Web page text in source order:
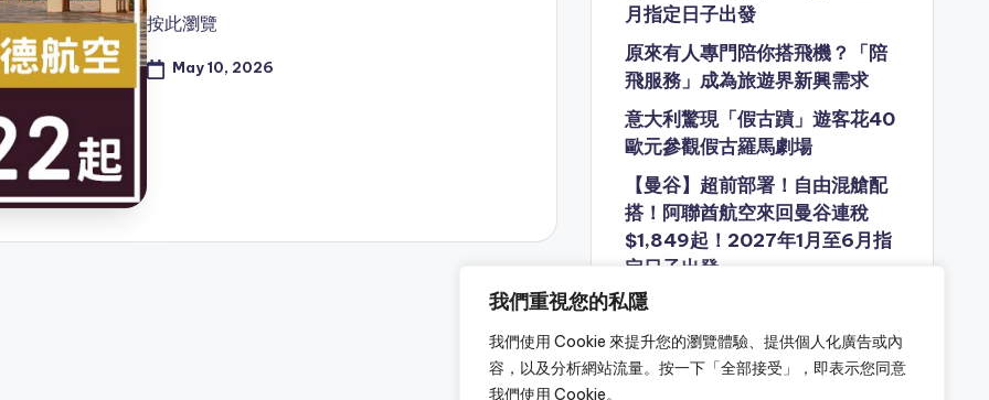
我們重視您的私隱
我們使用 Cookie 來提升您的瀏覽體驗、提供個人化廣告或內
容，以及分析網站流量。按一下「全部接受」，即表示您同意
我們使用 Cookie。
按此瀏覽
May 10, 2026
月指定日子出發
原來有人專門陪你搭飛機？「陪
飛服務」成為旅遊界新興需求
意大利驚現「假古蹟」遊客花40
歐元參觀假古羅馬劇場
【曼谷】超前部署！自由混艙配
搭！阿聯酋航空來回曼谷連稅
$1,849起！2027年1月至6月指
定日子出發
歷時近10年 波音737 MAX 7終
獲FAA認證 最快明年正式載客